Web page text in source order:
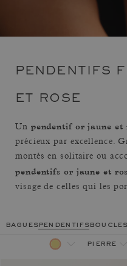
PENDENTIFS
ET ROSE
Un pendentif or jaune et
précieux par excellence.
montés en solitaire ou
pendentifs or jaune et
visage de celles qui les
baguespendentifs
pierre